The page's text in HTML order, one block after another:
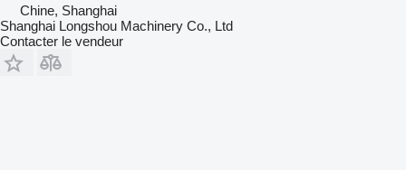
Chine, Shanghai
Shanghai Longshou Machinery Co., Ltd
Contacter le vendeur